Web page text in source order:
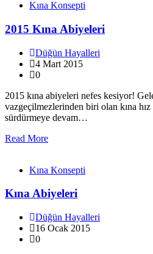
Kına Konsepti
2015 Kına Abiyeleri
Düğün Hayalleri
4 Mart 2015
0
2015 kına abiyeleri nefes kesiyor!
vazgeçilmezlerinden biri olan kına hız
sürdürmeye devam…
Read More
Kına Konsepti
Kına Abiyeleri
Düğün Hayalleri
16 Ocak 2015
0